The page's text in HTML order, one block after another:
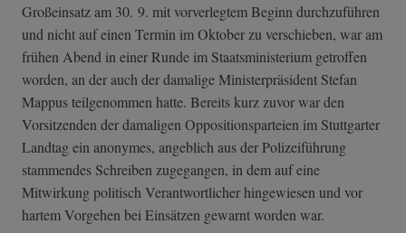
Großeinsatz am 30. 9. mit vorverlegtem Beginn durchzuführen
und nicht auf einen Termin im Oktober zu verschieben, war am
frühen Abend in einer Runde im Staatsministerium getroffen
worden, an der auch der damalige Ministerpräsident Stefan
Mappus teilgenommen hatte. Bereits kurz zuvor war den
Vorsitzenden der damaligen Oppositionsparteien im Stuttgarter
Landtag ein anonymes, angeblich aus der Polizeiführung
stammendes Schreiben zugegangen, in dem auf eine
Mitwirkung politisch Verantwortlicher hingewiesen und vor
hartem Vorgehen bei Einsätzen gewarnt worden war.